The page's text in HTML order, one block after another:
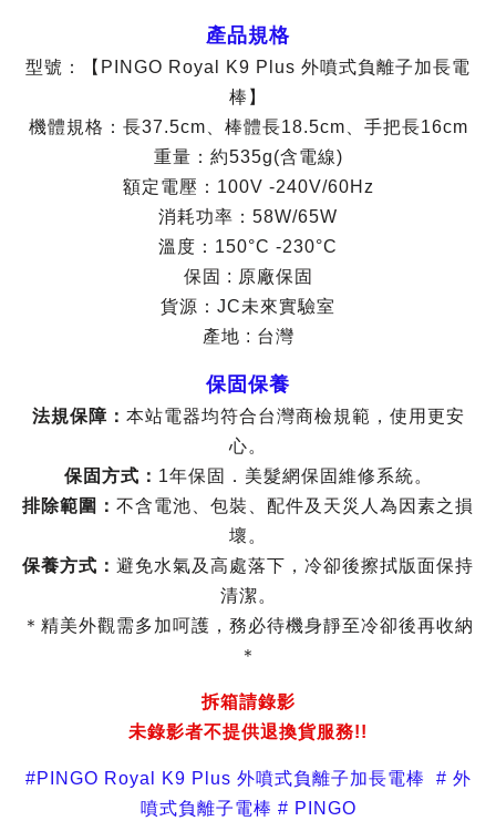
產品規格
型號：【PINGO Royal K9 Plus 外噴式負離子加長電
棒】
機體規格：長37.5cm、棒體長18.5cm、手把長16cm
重量：約535g(含電線)
額定電壓：100V -240V/60Hz
消耗功率：58W/65W
溫度：150°C -230°C
保固 : 原廠保固
貨源：JC未來實驗室
產地 : 台灣
保固保養
法規保障： 本站電器均符合台灣商檢規範，使用更安
心。
保固方式： 1年保固．美髮網保固維修系統。
排除範圍： 不含電池、包裝、配件及天災人為因素之損
壞。
保養方式： 避免水氣及高處落下，冷卻後擦拭版面保持
清潔。
＊精美外觀需多加呵護，務必待機身靜至冷卻後再收納
＊
拆箱請錄影
未錄影者不提供退換貨服務!!
#PINGO Royal K9 Plus 外噴式負離子加長電棒 # 外
噴式負離子電棒 # PINGO